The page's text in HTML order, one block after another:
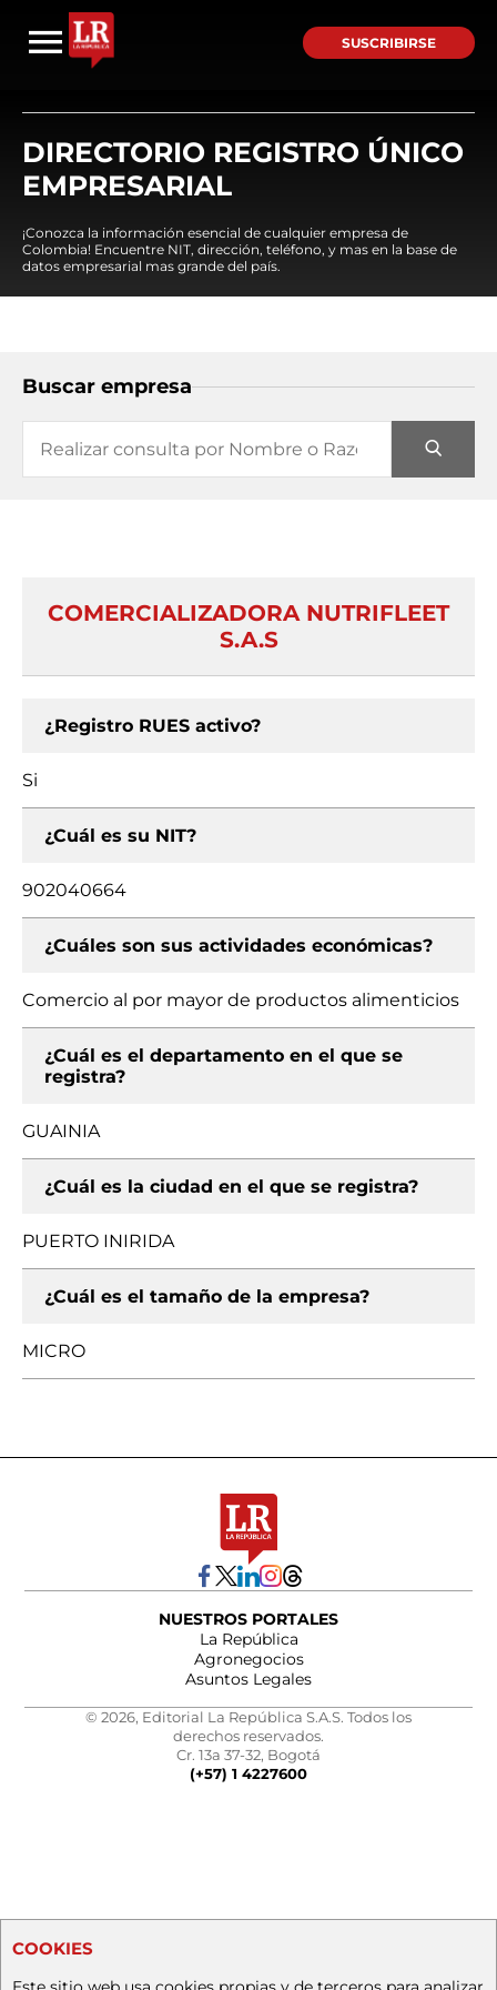
SUSCRIBIRSE
DIRECTORIO REGISTRO ÚNICO
EMPRESARIAL
¡Conozca la información esencial de cualquier empresa de
Colombia! Encuentre NIT, dirección, teléfono, y mas en la base de
datos empresarial mas grande del país.
Buscar empresa
COMERCIALIZADORA NUTRIFLEET
S.A.S
¿Registro RUES activo?
Si
¿Cuál es su NIT?
902040664
¿Cuáles son sus actividades económicas?
Comercio al por mayor de productos alimenticios
¿Cuál es el departamento en el que se
registra?
GUAINIA
¿Cuál es la ciudad en el que se registra?
PUERTO INIRIDA
¿Cuál es el tamaño de la empresa?
MICRO
NUESTROS PORTALES
La República
Agronegocios
Asuntos Legales
© 2026, Editorial La República S.A.S. Todos los
derechos reservados.
Cr. 13a 37-32, Bogotá
(+57) 1 4227600
COOKIES